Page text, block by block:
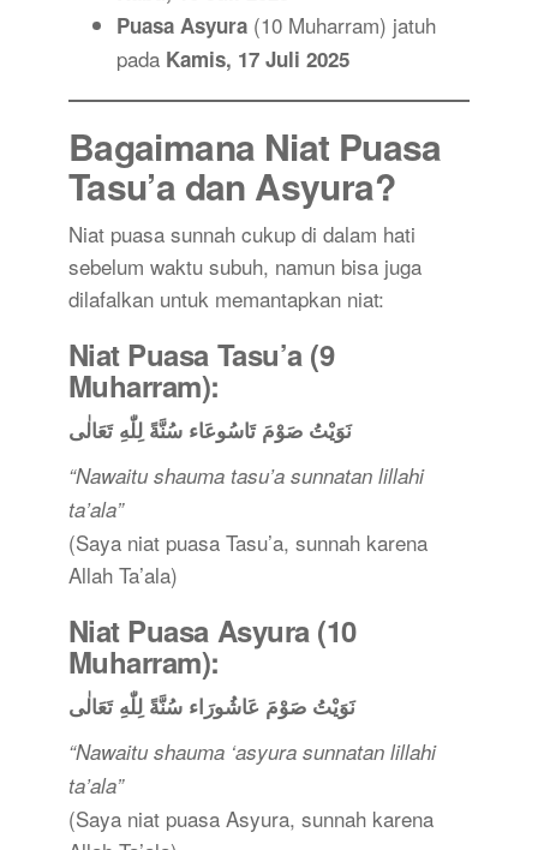
Puasa Asyura(10 Muharram) jatuh
pada Kamis, 17 Juli 2025
Bagaimana Niat Puasa
Tasu’a dan Asyura?
Niat puasa sunnah cukup di dalam hati
sebelum waktu subuh, namun bisa juga
dilafalkan untuk memantapkan niat:
Niat Puasa Tasu’a (9
Muharram):
نَوَيْتُ صَوْمَ تَاسُوعَاء سُنَّةً لِلّٰهِ تَعَالٰى
“Nawaitu shauma tasu’a sunnatan lillahi
ta’ala”
(Saya niat puasa Tasu’a, sunnah karena
Allah Ta’ala)
Niat Puasa Asyura (10
Muharram):
نَوَيْتُ صَوْمَ عَاشُورَاء سُنَّةً لِلّٰهِ تَعَالٰى
“Nawaitu shauma ‘asyura sunnatan lillahi
ta’ala”
(Saya niat puasa Asyura, sunnah karena